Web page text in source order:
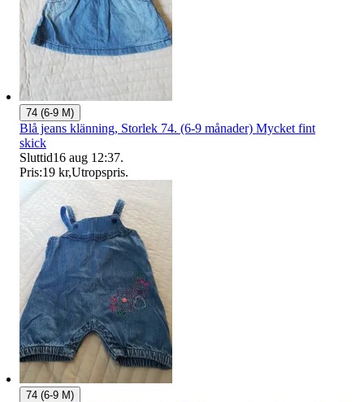
74 (6-9 M)
Blå jeans klänning, Storlek 74. (6-9 månader) Mycket fint
skick
Sluttid16 aug 12:37.
Pris:19 kr,Utropspris.
74 (6-9 M)